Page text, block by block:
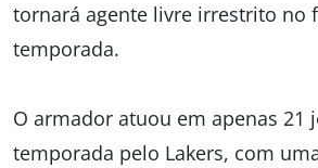
tornará agente livre irrestrito no
temporada.
O armador atuou em apenas 21
temporada pelo Lakers, com